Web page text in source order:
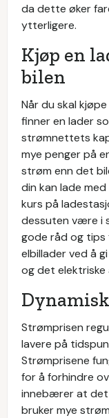
da dette øker
ytterligere.
Kjøp en
bilen
Når du skal
finner en lader
strømnettets
mye penger på
strøm enn det
din kan lade
kurs på
dessuten være i
gode råd og tips
elbillader ved å
og det elektriske
Strømprisen
lavere på
Strømprisene
for å forhindre
innebærer at det
bruker mye